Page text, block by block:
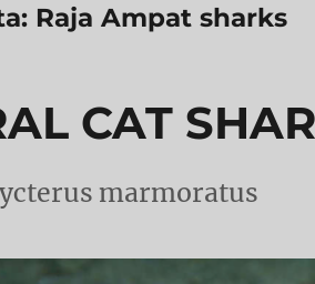
Raja Ampat sharks
CAT
marmoratus